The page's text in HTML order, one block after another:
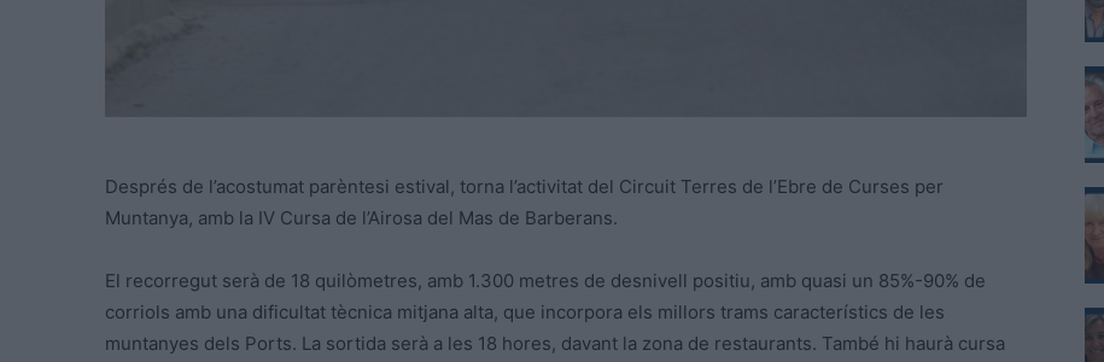
Després de l’acostumat parèntesi estival, torna l’activitat del Circuit Terres de l’Ebre de Curses per
Muntanya, amb la IV Cursa de l’Airosa del Mas de Barberans.
El recorregut serà de 18 quilòmetres, amb 1.300 metres de desnivell positiu, amb quasi un 85%-90% de
corriols amb una dificultat tècnica mitjana alta, que incorpora els millors trams característics de les
muntanyes dels Ports. La sortida serà a les 18 hores, davant la zona de restaurants. També hi haurà cursa